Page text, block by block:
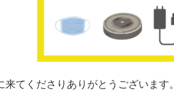
来てくださりありがとうございます。